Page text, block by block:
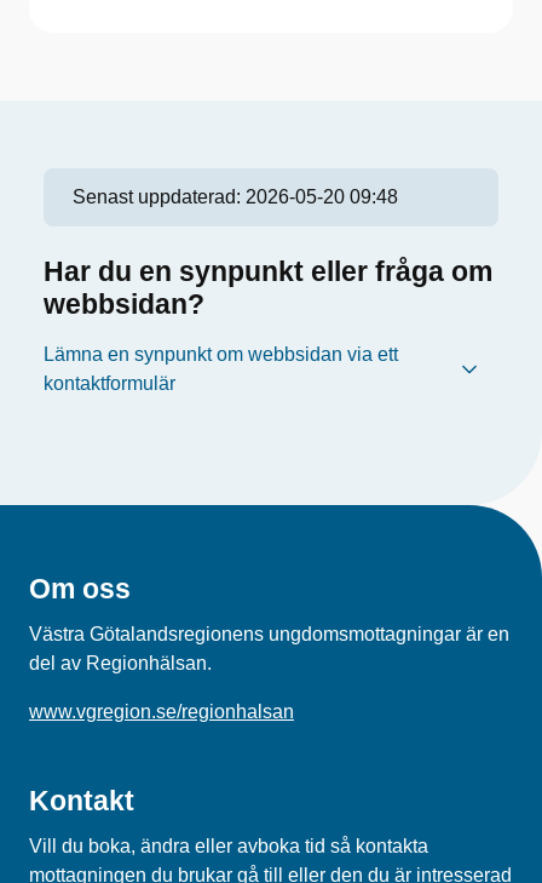
Senast uppdaterad: 2026-05-20 09:48
Har du en synpunkt eller fråga om
webbsidan?
Lämna en synpunkt om webbsidan via ett
kontaktformulär
Om oss
Västra Götalandsregionens ungdomsmottagningar är en
del av Regionhälsan.
www.vgregion.se/regionhalsan
Kontakt
Vill du boka, ändra eller avboka tid så kontakta
mottagningen du brukar gå till eller den du är intresserad